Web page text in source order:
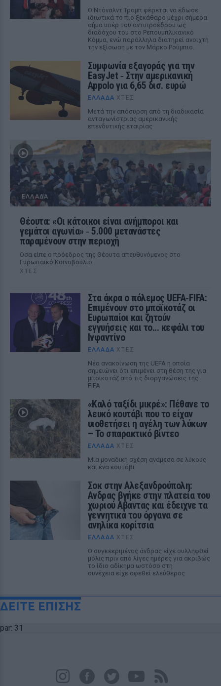
Ο Ντόναλντ Τραμπ φέρεται να έδωσε
ιδιωτικά το πιο ξεκάθαρο μέχρι σήμερα
σήμα υπέρ του αντιπροέδρου ως
διαδόχου του στο Ρεπουμπλικανικό
Κόμμα, ενώ παράλληλα διατηρεί ανοιχτή
την εξίσωση με τον Μάρκο Ρούμπιο.
Συμφωνία εξαγοράς για την
EasyJet ‑ Στην αμερικανική
Appolo για 6,65 δισ. ευρώ
ΕΛΛΆΔΑ ΧΤΕΣ
Μετά την απόσυρση από τη διαδικασία
ανταγωνίστριας αμερικανικής
επενδυτικής εταιρίας
ΕΛΛΆΔΑ
Θέουτα: «Οι κάτοικοι είναι ανήμποροι και
γεμάτοι αγωνία» ‑ 5.000 μετανάστες
παραμένουν στην περιοχή
Όσα είπε ο πρόεδρος της Θέουτα απευθυνόμενος στο
Ευρωπαϊκό Κοινοβούλιο
ΧΤΕΣ
Στα άκρα ο πόλεμος UEFA‑FIFA:
Επιμένουν στο μποϊκοτάζ οι
Ευρωπαίοι και ζητούν
εγγυήσεις και το... κεφάλι του
Ινφαντίνο
ΕΛΛΆΔΑ ΧΤΕΣ
Νέα ανακοίνωση της UEFA η οποία
σημειώνει ότι επιμένει στη θέση της για
μποϊκοτάζ από τις διοργανώσεις της
FIFA
«Καλό ταξίδι μικρέ»: Πέθανε το
λευκό κουτάβι που το είχαν
υιοθετήσει η αγέλη των λύκων
– Το σπαρακτικό βίντεο
ΕΛΛΆΔΑ ΧΤΕΣ
Μια μοναδική σχέση ανάμεσα σε λύκους
και ένα κουτάβι
Σοκ στην Αλεξανδρούπολη:
Ανδρας βγήκε στην πλατεία του
χωριού Αβαντας και έδειχνε τα
γεννητικά του όργανα σε
ανηλίκα κορίτσια
ΕΛΛΆΔΑ ΧΤΕΣ
Ο συγκεκριμένος άνδρας είχε συλληφθεί
μόλις πριν από λίγες ημέρες για ακριβώς
το ίδιο αδίκημα ωστόσο στη
συνέχεια είχε αφεθεί ελεύθερος
ΔΕΙΤΕ ΕΠΙΣΗΣ
par: 31